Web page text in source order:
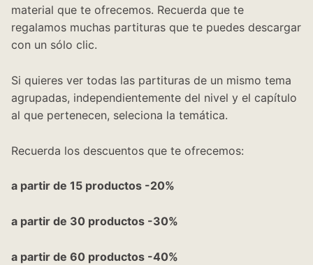
material que te ofrecemos. Recuerda que te
regalamos muchas partituras que te puedes descargar
con un sólo clic.
Si quieres ver todas las partituras de un mismo tema
agrupadas, independientemente del nivel y el capítulo
al que pertenecen, seleciona la temática.
Recuerda los descuentos que te ofrecemos:
a partir de 15 productos -20%
a partir de 30 productos -30%
a partir de 60 productos -40%